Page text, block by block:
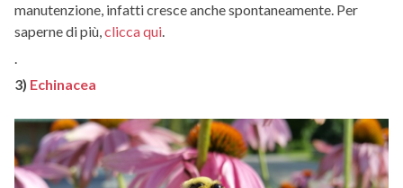
manutenzione, infatti cresce anche spontaneamente. Per
saperne di più,clicca qui.
3) Echinacea